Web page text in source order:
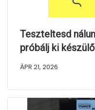
Teszteltesd
próbálj ki
ÁPR 21, 2026